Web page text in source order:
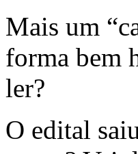
Mais um
forma bem
ler?
O edital